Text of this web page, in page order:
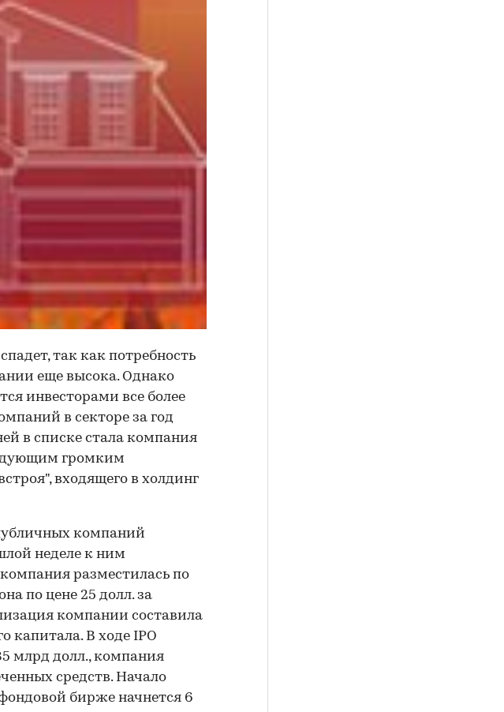
так как потребность
еще высока. Однако
инвесторами все более
в секторе за год
в списке стала компания
громким
входящего в холдинг
компаний
неделе к ним
разместилась по
по цене 25 долл. за
компании составила
капитала. В ходе IPO
млрд долл., компания
средств. Начало
бирже начнется 6